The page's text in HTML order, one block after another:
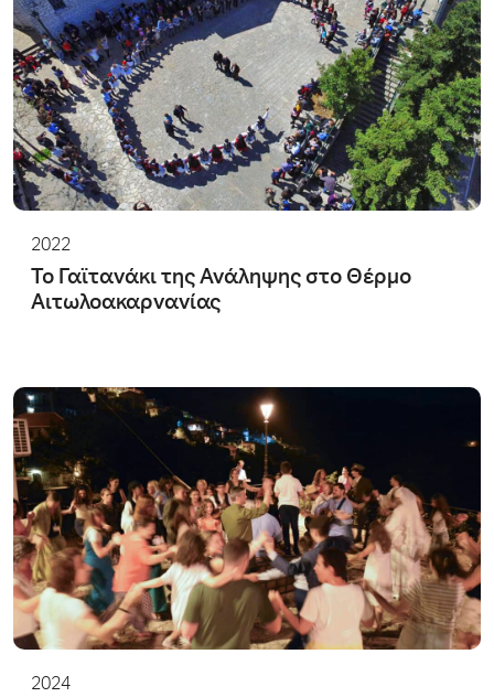
2022
Το Γαϊτανάκι της Ανάληψης στο Θέρμο
Αιτωλοακαρνανίας
2024